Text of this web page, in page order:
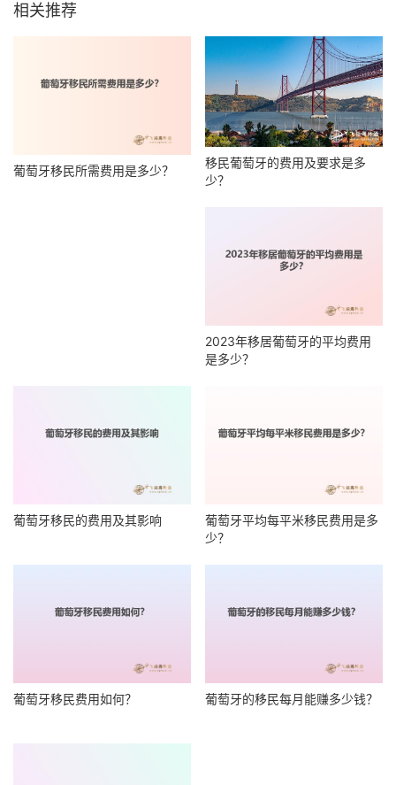
相关推荐
葡萄牙移民所需费用是多少？
移民葡萄牙的费用及要求是多
少？
2023年移居葡萄牙的平均费用
是多少？
葡萄牙移民的费用及其影响
葡萄牙平均每平米移民费用是多
少？
葡萄牙移民费用如何？ 葡萄牙的移民每月能赚多少钱？